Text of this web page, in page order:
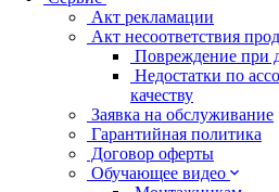
Акт рекламации
Акт несоответствия
Повреждение при
Недостатки по
качеству
Заявка на обслуживание
Гарантийная политика
Договор оферты
Обучающее видео